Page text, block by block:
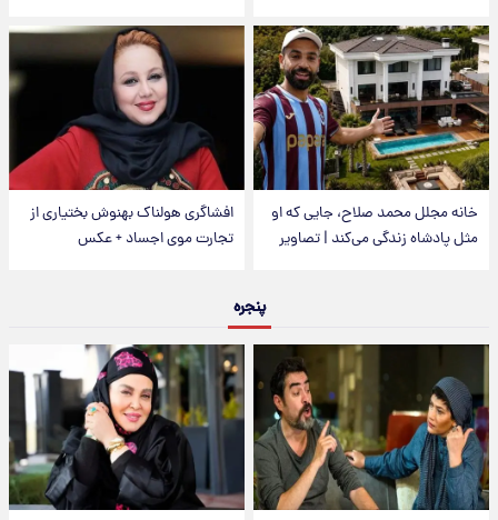
خانه مجلل محمد صلاح، جایی که او
مثل پادشاه زندگی می‌کند | تصاویر
افشاگری هولناک بهنوش بختیاری از
تجارت موی اجساد + عکس
پنجره